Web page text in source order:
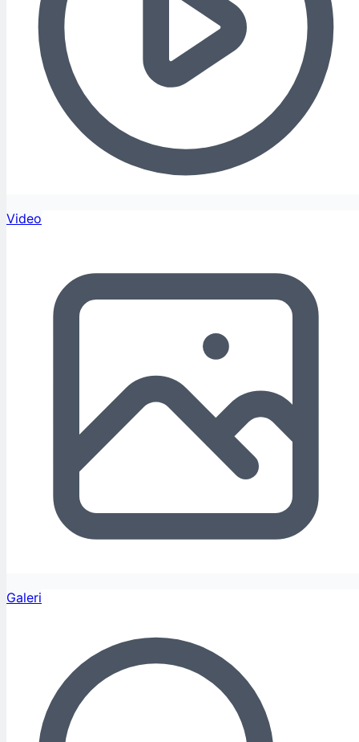
Video
Galeri